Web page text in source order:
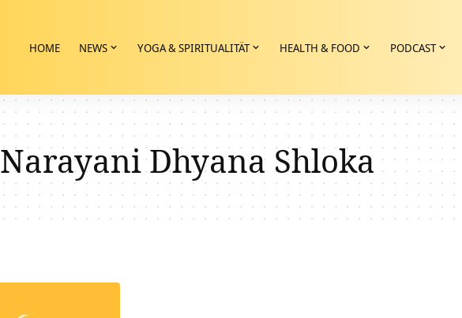
HOME NEWS YOGA & SPIRITUALITÄT HEALTH & FOOD PODCAST
Narayani Dhyana Shloka